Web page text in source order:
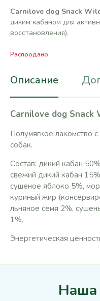
Carnilove dog Snack
диким кабаном для
восстановления).
Распродано
Описание
Carnilove dog Snack
Полумягкое лакомство
собак.
Состав: дикий кабан
свежий дикий кабан
сушеное яблоко 5%,
куриный жир
льняное семя 2%,
1%.
Энергетическая
Наша